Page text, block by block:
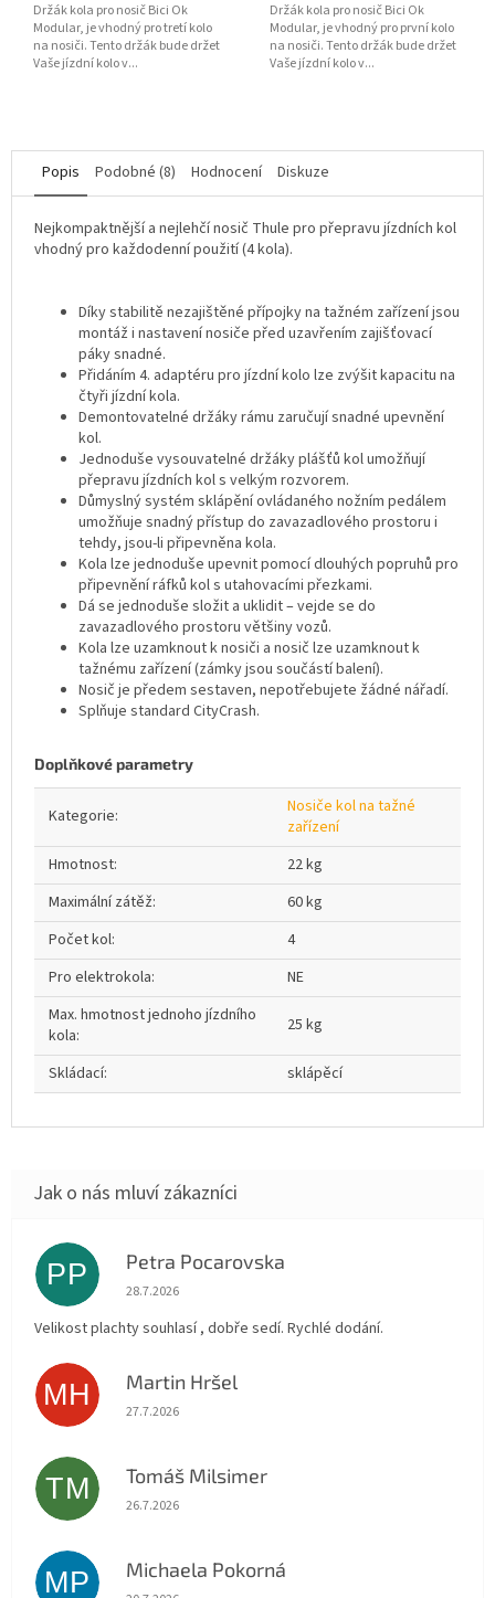
Držák kola pro nosič Bici Ok
Modular, je vhodný pro tretí kolo
na nosiči. Tento držák bude držet
Vaše jízdní kolo v...
Držák kola pro nosič Bici Ok
Modular, je vhodný pro první kolo
na nosiči. Tento držák bude držet
Vaše jízdní kolo v...
Popis Podobné (8) Hodnocení Diskuze
Nejkompaktnější a nejlehčí nosič Thule pro přepravu jízdních kol
vhodný pro každodenní použití (4 kola).
Díky stabilitě nezajištěné přípojky na tažném zařízení jsou
montáž i nastavení nosiče před uzavřením zajišťovací
páky snadné.
Přidáním 4. adaptéru pro jízdní kolo lze zvýšit kapacitu na
čtyři jízdní kola.
Demontovatelné držáky rámu zaručují snadné upevnění
kol.
Jednoduše vysouvatelné držáky plášťů kol umožňují
přepravu jízdních kol s velkým rozvorem.
Důmyslný systém sklápění ovládaného nožním pedálem
umožňuje snadný přístup do zavazadlového prostoru i
tehdy, jsou-li připevněna kola.
Kola lze jednoduše upevnit pomocí dlouhých popruhů pro
připevnění ráfků kol s utahovacími přezkami.
Dá se jednoduše složit a uklidit – vejde se do
zavazadlového prostoru většiny vozů.
Kola lze uzamknout k nosiči a nosič lze uzamknout k
tažnému zařízení (zámky jsou součástí balení).
Nosič je předem sestaven, nepotřebujete žádné nářadí.
Splňuje standard CityCrash.
Doplňkové parametry
Kategorie:
Nosiče kol na tažné
zařízení
Hmotnost:
22 kg
Maximální zátěž:
60 kg
Počet kol:
4
Pro elektrokola:
NE
Max. hmotnost jednoho jízdního
kola: 25 kg
Skládací: sklápěcí
PP Petra Pocarovska
Hodnocení obchodu je 5 z 5 hvězdiček.
28.7.2026
Velikost plachty souhlasí , dobře sedí. Rychlé dodání.
MH Martin Hršel
Hodnocení obchodu je 5 z 5 hvězdiček.
27.7.2026
TM Tomáš Milsimer
Hodnocení obchodu je 5 z 5 hvězdiček.
26.7.2026
MP Michaela Pokorná